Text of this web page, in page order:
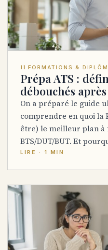
II FORMATIONS &
Prépa ATS :
débouchés
On a préparé le guide
comprendre en quoi la
être) le meilleur plan à
BTS/DUT/BUT. Et
LIRE · 1 MIN